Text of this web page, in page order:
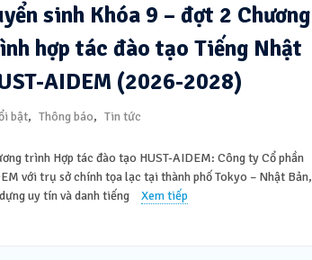
sinh Khóa 9 – đợt 2 Chương
hợp tác đào tạo Tiếng Nhật
AIDEM (2026-2028)
bật, Thông báo, Tin tức
trình Hợp tác đào tạo HUST-AIDEM: Công ty Cổ phần
với trụ sở chính tọa lạc tại thành phố Tokyo – Nhật Bản,
uy tín và danh tiếng
Xem tiếp